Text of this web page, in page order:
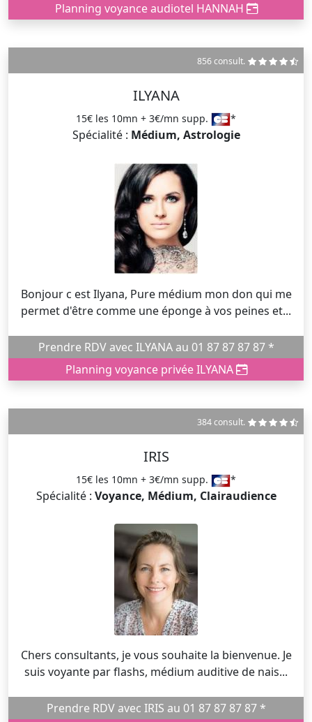
Planning voyance audiotel HANNAH
856 consult.
ILYANA
15€ les 10mn + 3€/mn supp. *
Spécialité : Médium, Astrologie
Bonjour c est Ilyana, Pure médium mon don qui me
permet d'être comme une éponge à vos peines et...
Prendre RDV avec ILYANA au 01 87 87 87 87 *
Planning voyance privée ILYANA
384 consult.
IRIS
15€ les 10mn + 3€/mn supp. *
Spécialité : Voyance, Médium, Clairaudience
Chers consultants, je vous souhaite la bienvenue. Je
suis voyante par flashs, médium auditive de nais...
Prendre RDV avec IRIS au 01 87 87 87 87 *